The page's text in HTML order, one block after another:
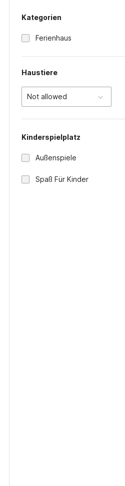
Kategorien
Ferienhaus
Haustiere
Not allowed
Kinderspielplatz
Außenspiele
Spaß Für Kinder